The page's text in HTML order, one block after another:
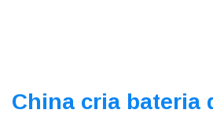
China cria bateria